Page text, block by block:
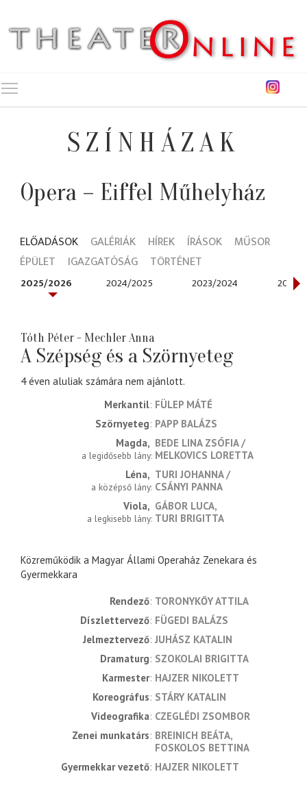
SZÍNHÁZAK
Opera – Eiffel Műhelyház
ELŐADÁSOK GALÉRIÁK HÍREK ÍRÁSOK
MŰSOR
ÉPÜLET
IGAZGATÓSÁG TÖRTÉNET
2025/2026 2024/2025 2023/2024 2021/
Tóth Péter - Mechler Anna
A Szépség és a Szörnyeteg
4 éven aluliak számára nem ajánlott.
Merkantil FÜLEP MÁTÉ
Szörnyeteg PAPP BALÁZS
Magda
a legidősebb lány
BEDE LINA ZSÓFIA
MELKOVICS LORETTA
Léna
a középső lány
TURI JOHANNA
CSÁNYI PANNA
Viola
a legkisebb lány
GÁBOR LUCA
TURI BRIGITTA
Közreműködik a Magyar Állami Operaház Zenekara és
Gyermekkara
rendező TORONYKŐY ATTILA
díszlettervező FÜGEDI BALÁZS
jelmeztervező JUHÁSZ KATALIN
dramaturg SZOKOLAI BRIGITTA
karmester HAJZER NIKOLETT
koreográfus STÁRY KATALIN
videografika CZEGLÉDI ZSOMBOR
zenei munkatárs BREINICH BEÁTA
FOSKOLOS BETTINA
gyermekkar vezető HAJZER NIKOLETT